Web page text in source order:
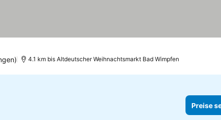
4.1 km bis Altdeutscher Weihnachtsmarkt Bad Wimpfen
Preise